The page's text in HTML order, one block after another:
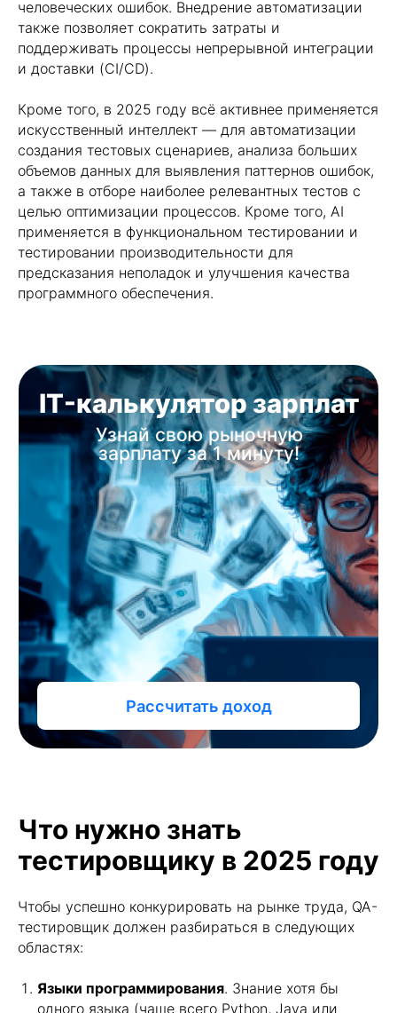
человеческих ошибок. Внедрение автоматизации
также позволяет сократить затраты и
поддерживать процессы непрерывной интеграции
и доставки (CI/CD).
Кроме того, в 2025 году всё активнее применяется
искусственный интеллект — для автоматизации
создания тестовых сценариев, анализа больших
объемов данных для выявления паттернов ошибок,
а также в отборе наиболее релевантных тестов с
целью оптимизации процессов. Кроме того, AI
применяется в функциональном тестировании и
тестировании производительности для
предсказания неполадок и улучшения качества
программного обеспечения.
Что нужно знать
тестировщику в 2025 году
Чтобы успешно конкурировать на рынке труда, QA-
тестировщик должен разбираться в следующих
областях:
Языки программирования. Знание хотя бы
одного языка (чаще всего Python, Java или